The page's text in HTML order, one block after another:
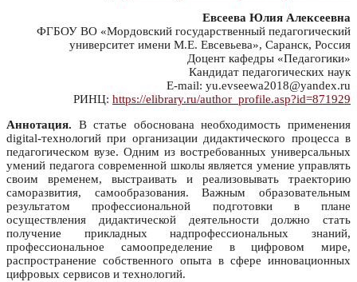
Евсеева Юлия Алексеевна
ФГБОУ ВО «Мордовский государственный педагогический
университет имени М.Е. Евсевьева», Саранск, Россия
Доцент кафедры «Педагогики»
Кандидат педагогических наук
E-mail: yu.evseewa2018@yandex.ru
РИНЦ: https://elibrary.ru/author_profile.asp?id=871929
Аннотация. В статье обоснована необходимость применения
digital-технологий при организации дидактического процесса в
педагогическом вузе. Одним из востребованных универсальных
умений педагога современной школы является умение управлять
своим временем, выстраивать и реализовывать траекторию
саморазвития, самообразования. Важным образовательным
результатом профессиональной подготовки в плане
осуществления дидактической деятельности должно стать
получение прикладных надпрофессиональных знаний,
профессиональное самоопределение в цифровом мире,
распространение собственного опыта в сфере инновационных
цифровых сервисов и технологий.